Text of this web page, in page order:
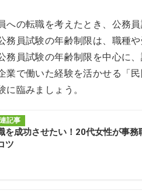
への転職を考えたとき、公務
務員試験の年齢制限は、職種
務員試験の年齢制限を中心に
業で働いた経験を活かせる「
に臨みましょう。
記事
を成功させたい！20代女性が事
ツ